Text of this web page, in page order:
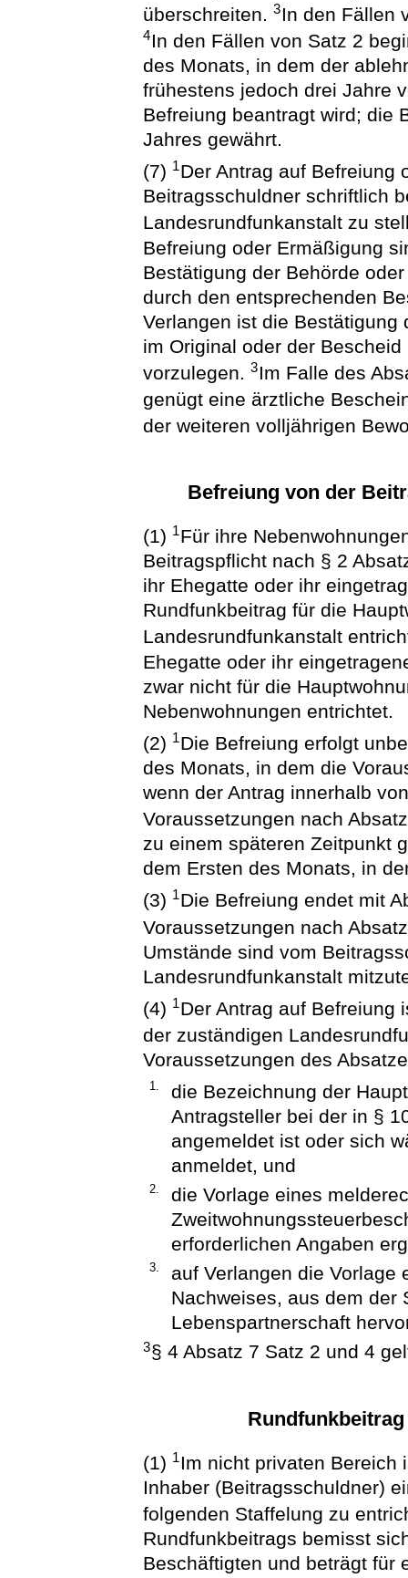
überschreiten.3In den Fällen
4In den Fällen von Satz 2
des Monats, in dem der
frühestens jedoch drei Jahre
Befreiung beantragt wird; die
Jahres gewährt.
(7) 1Der Antrag auf Befreiung
Beitragsschuldner schriftlich
Landesrundfunkanstalt zu
Befreiung oder Ermäßigung
Bestätigung der Behörde
durch den entsprechenden
Verlangen ist die
im Original oder der
vorzulegen.3Im Falle des
genügt eine ärztliche
der weiteren volljährigen
Befreiung von der
(1) 1Für ihre
Beitragspflicht nach § 2
ihr Ehegatte oder ihr
Rundfunkbeitrag für die
Landesrundfunkanstalt
Ehegatte oder ihr
zwar nicht für die
Nebenwohnungen entrichtet.
(2) 1Die Befreiung erfolgt
des Monats, in dem die
wenn der Antrag innerhalb
Voraussetzungen nach
zu einem späteren Zeitpunkt
dem Ersten des Monats, in
(3) 1Die Befreiung endet mit
Voraussetzungen nach
Umstände sind vom
Landesrundfunkanstalt
(4) 1Der Antrag auf Befreiung
der zuständigen
Voraussetzungen des
1.
die Bezeichnung der
Antragsteller bei der in §
angemeldet ist oder sich
anmeldet, und
2.
die Vorlage eines
erforderlichen Angaben
3.
auf Verlangen die Vorlage
Nachweises, aus dem der
Lebenspartnerschaft
3§ 4 Absatz 7 Satz 2 und 4
(1) 1 Im nicht privaten Bereich
Inhaber (Beitragsschuldner)
folgenden Staffelung zu
Rundfunkbeitrags bemisst
Beschäftigten und beträgt für